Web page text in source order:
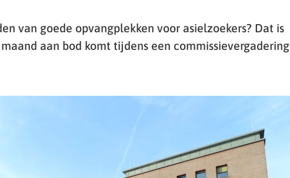
van goede opvangplekken voor asielzoekers? Dat is
aan bod komt tijdens een commissievergadering